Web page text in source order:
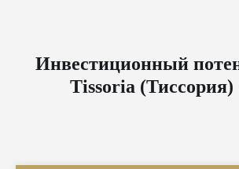
Инвестиционный
Tissoria